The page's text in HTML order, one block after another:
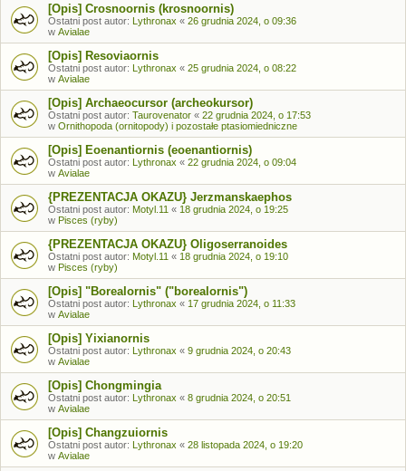
[Opis] Crosnoornis (krosnoornis)
Ostatni post autor: Lythronax « 26 grudnia 2024, o 09:36
w Avialae
[Opis] Resoviaornis
Ostatni post autor: Lythronax « 25 grudnia 2024, o 08:22
w Avialae
[Opis] Archaeocursor (archeokursor)
Ostatni post autor: Taurovenator « 22 grudnia 2024, o 17:53
w Ornithopoda (ornitopody) i pozostałe ptasiomiedniczne
[Opis] Eoenantiornis (eoenantiornis)
Ostatni post autor: Lythronax « 22 grudnia 2024, o 09:04
w Avialae
{PREZENTACJA OKAZU} Jerzmanskaephos
Ostatni post autor: Motyl.11 « 18 grudnia 2024, o 19:25
w Pisces (ryby)
{PREZENTACJA OKAZU} Oligoserranoides
Ostatni post autor: Motyl.11 « 18 grudnia 2024, o 19:10
w Pisces (ryby)
[Opis] "Borealornis" ("borealornis")
Ostatni post autor: Lythronax « 17 grudnia 2024, o 11:33
w Avialae
[Opis] Yixianornis
Ostatni post autor: Lythronax « 9 grudnia 2024, o 20:43
w Avialae
[Opis] Chongmingia
Ostatni post autor: Lythronax « 8 grudnia 2024, o 20:51
w Avialae
[Opis] Changzuiornis
Ostatni post autor: Lythronax « 28 listopada 2024, o 19:20
w Avialae